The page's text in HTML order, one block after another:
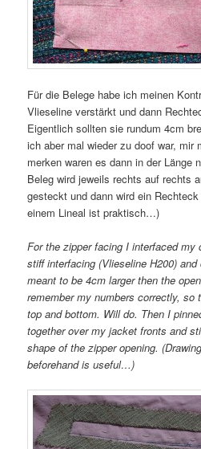
Für die Belege habe ich meinen
Vlieseline verstärkt und dann
Eigentlich sollten sie rundum 4cm
ich aber mal wieder zu doof war, mir
merken waren es dann in der Länge
Beleg wird jeweils rechts auf rechts
gesteckt und dann wird ein
einem Lineal ist praktisch…)
For the zipper facing I interfaced my
stiff interfacing (Vlieseline H200)
meant to be 4cm larger then the
remember my numbers correctly, so
top and bottom. Will do. Then I
together over my jacket fronts and
shape of the zipper opening.
beforehand is useful…)